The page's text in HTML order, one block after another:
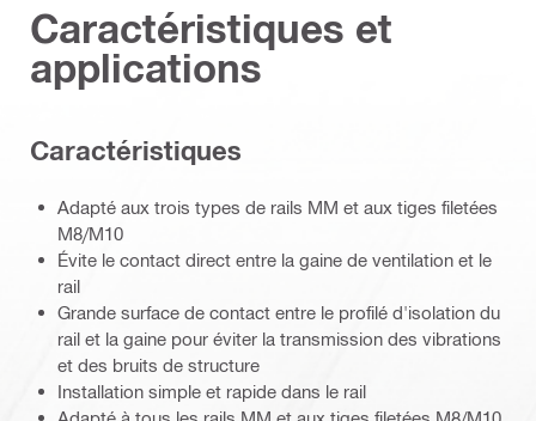
Caractéristiques et
applications
Caractéristiques
Adapté aux trois types de rails MM et aux tiges filetées
M8/M10
Évite le contact direct entre la gaine de ventilation et le
rail
Grande surface de contact entre le profilé d'isolation du
rail et la gaine pour éviter la transmission des vibrations
et des bruits de structure
Installation simple et rapide dans le rail